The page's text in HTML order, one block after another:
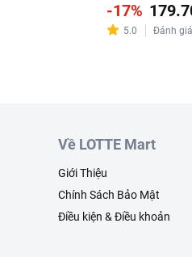
-17%
5.0 Đánh giá
Về LOTTE Mart
Giới Thiệu
Chính Sách Bảo Mật
Điều kiện & Điều khoản